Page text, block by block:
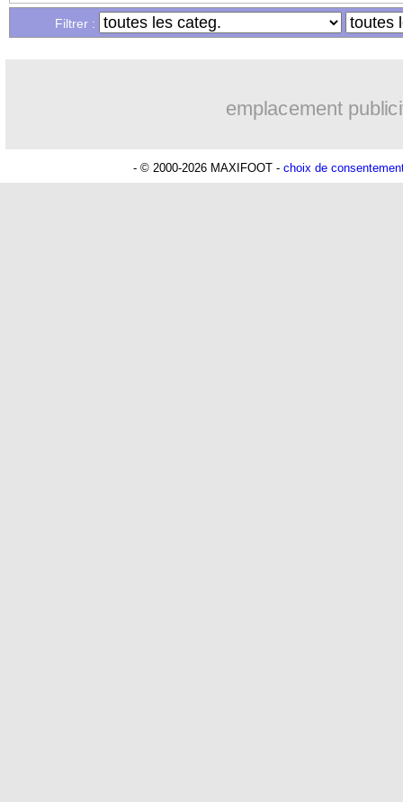
Liste des brèves du jeu. 6 mars 2025
Filtrer :
emplacement
- © 2000-2026 MAXIFOOT - choix de